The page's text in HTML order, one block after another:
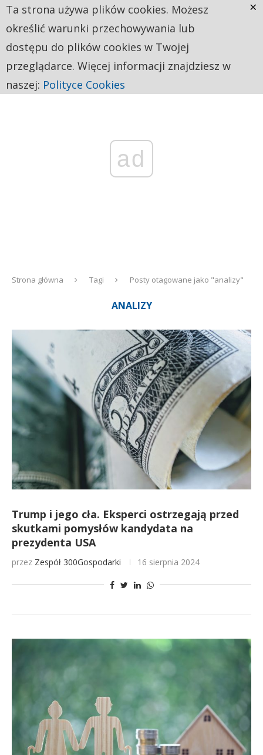
ad
Strona główna Tagi Posty otagowane jako "analizy"
ANALIZY
Trump i jego cła. Eksperci ostrzegają przed
skutkami pomysłów kandydata na
prezydenta USA
przez Zespół 300Gospodarki 16 sierpnia 2024
Ta strona używa plików cookies. Możesz
określić warunki przechowywania lub
dostępu do plików cookies w Twojej
przeglądarce. Więcej informacji znajdziesz w
naszej: Polityce Cookies
×